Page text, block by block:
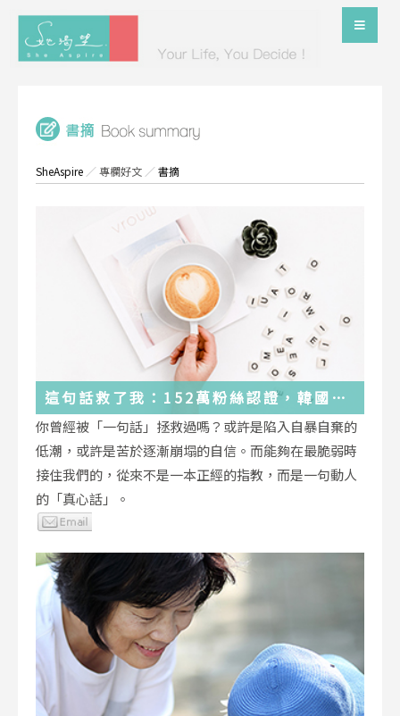
SheAspire ／專欄好文 ／書摘
這句話救了我：152萬粉絲認證，韓國最
受歡迎的YouTuber「國民姐姐」金美敬
為跌落情緒深淵的你雪中送炭！
你曾經被「一句話」拯救過嗎？或許是陷入自暴自棄的
低潮，或許是苦於逐漸崩塌的自信。而能夠在最脆弱時
接住我們的，從來不是一本正經的指教，而是一句動人
的「真心話」。